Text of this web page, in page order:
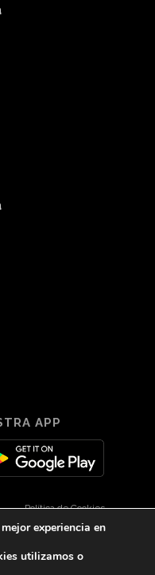
APP
Política de Cookies
3Com Maketing
experiencia en
utilizamos o